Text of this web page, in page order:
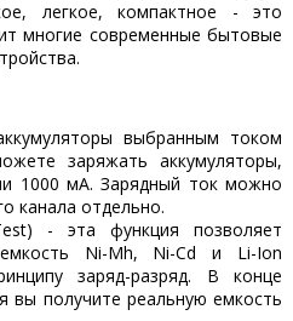
легкое, компактное - это
многие современные бытовые
выбранным током
заряжать аккумуляторы,
1000 мА. Зарядный ток можно
канала отдельно.
- эта функция позволяет
Ni-Mh, Ni-Cd и Li-Ion
заряд-разряд. В конце
вы получите реальную емкость